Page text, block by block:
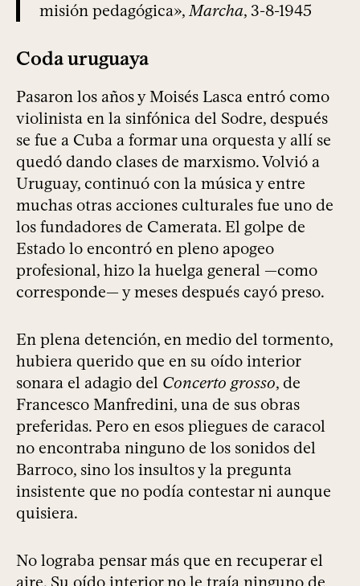
misión pedagógica»,Marcha, 3-8-1945
Coda uruguaya
Pasaron los años y Moisés Lasca entró como
violinista en la sinfónica del Sodre, después
se fue a Cuba a formar una orquesta y allí se
quedó dando clases de marxismo. Volvió a
Uruguay, continuó con la música y entre
muchas otras acciones culturales fue uno de
los fundadores de Camerata. El golpe de
Estado lo encontró en pleno apogeo
profesional, hizo la huelga general —como
corresponde— y meses después cayó preso.
En plena detención, en medio del tormento,
hubiera querido que en su oído interior
sonara el adagio del Concerto grosso, de
Francesco Manfredini, una de sus obras
preferidas. Pero en esos pliegues de caracol
no encontraba ninguno de los sonidos del
Barroco, sino los insultos y la pregunta
insistente que no podía contestar ni aunque
quisiera.
No lograba pensar más que en recuperar el
aire. Su oído interior no le traía ninguno de